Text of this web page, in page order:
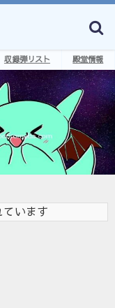
収録弾リスト 殿堂情報
ています